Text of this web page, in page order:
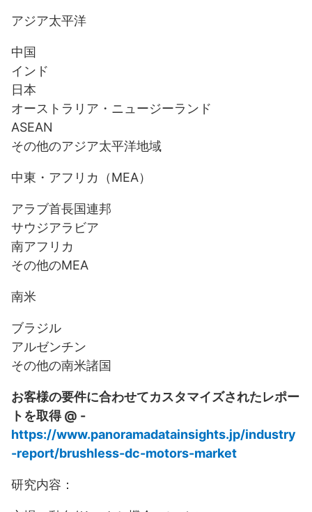
アジア太平洋
中国
インド
日本
オーストラリア・ニュージーランド
ASEAN
その他のアジア太平洋地域
中東・アフリカ（MEA）
アラブ首長国連邦
サウジアラビア
南アフリカ
その他のMEA
南米
ブラジル
アルゼンチン
その他の南米諸国
お客様の要件に合わせてカスタマイズされたレポー
トを取得 @ -
https://www.panoramadatainsights.jp/industry
-report/brushless-dc-motors-market
研究内容：